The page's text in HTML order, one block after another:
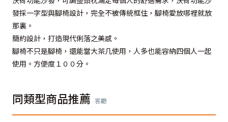
發採一字型與腳椅設計，完全不被傳統框住，腳椅愛放哪裡就放
那裏。
簡約設計，打造現代俐落之美感。
腳椅不只是腳椅，還能當大茶几使用，人多也能容納四個人一起
使用。方便度１００分。
同類型商品推薦 客廳